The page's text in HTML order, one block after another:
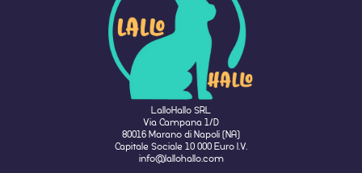
LalloHallo SRL
Via Campana 1/D
80016 Marano di Napoli (NA)
Capitale Sociale 10 000 Euro I.V.
info@lallohallo.com